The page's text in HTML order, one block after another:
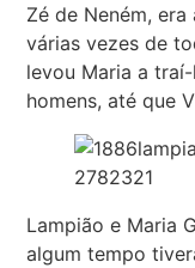
Zé de Neném,
várias vezes de
levou Maria a
homens, até que
Lampião e Maria
algum tempo